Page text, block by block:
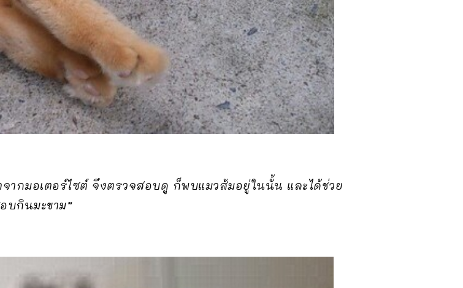
ากมอเตอร์ไซต์ จึงตรวจสอบดู ก็พบแมวส้มอยู่ในนั้น และได้ช่วย
บกินมะขาม”